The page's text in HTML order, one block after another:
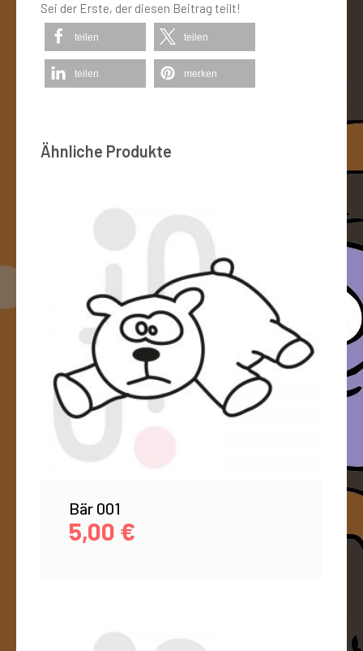
Sei der Erste, der diesen Beitrag teilt!
teilen teilen
teilen merken
Ähnliche Produkte
Bär 001
5,00 €